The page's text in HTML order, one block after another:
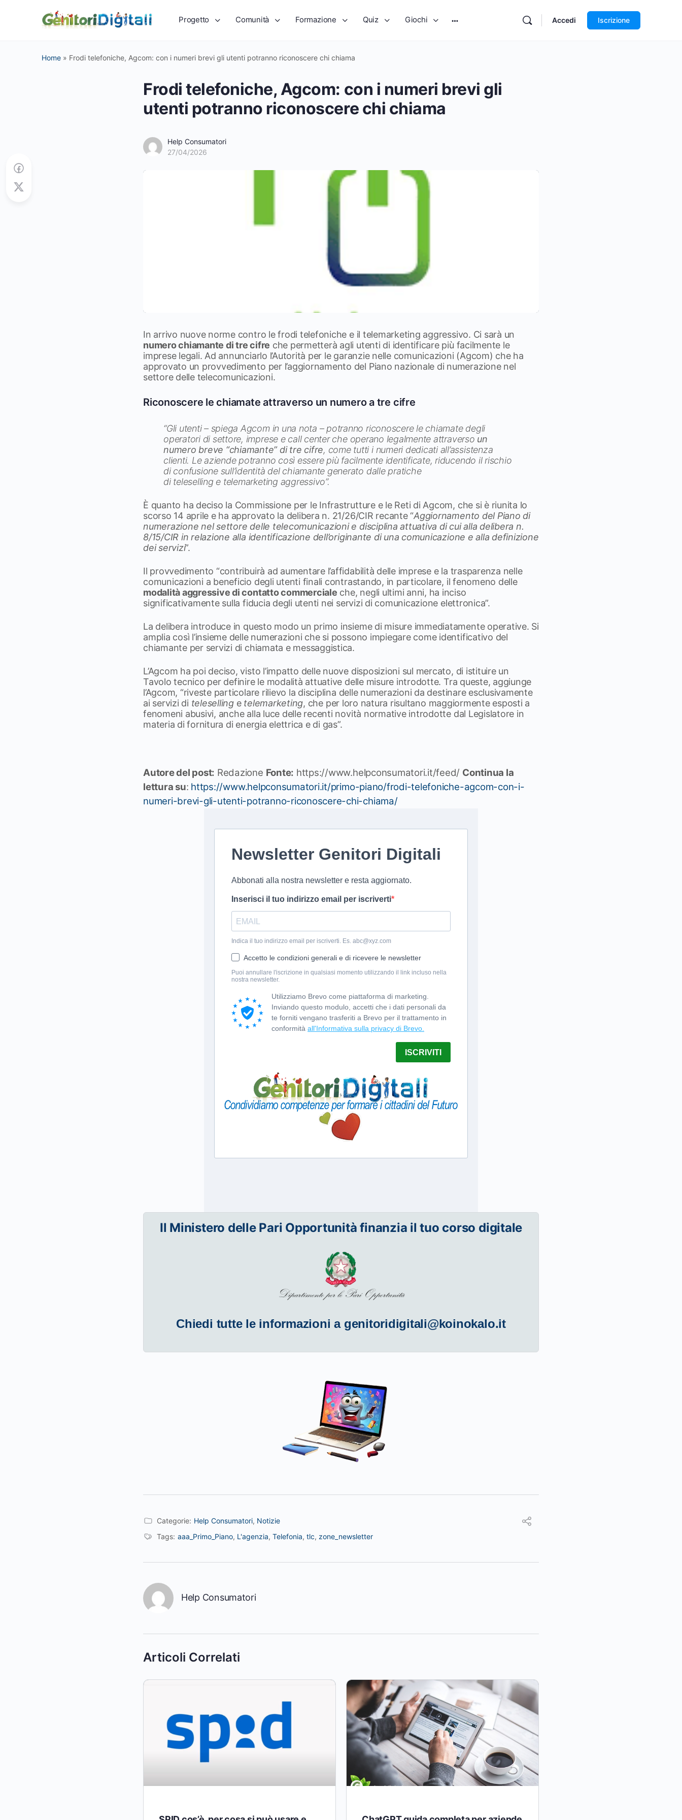
Progetto Comunità Formazione Quiz Giochi Accedi Iscrizione
Home » Frodi telefoniche, Agcom: con i numeri brevi gli utenti potranno riconoscere chi chiama
Frodi telefoniche, Agcom: con i numeri brevi gli
utenti potranno riconoscere chi chiama
Help Consumatori
27/04/2026
In arrivo nuove norme contro le frodi telefoniche e il telemarketing aggressivo. Ci sarà un
numero chiamante di tre cifre che permetterà agli utenti di identificare più facilmente le
imprese legali. Ad annunciarlo l’Autorità per le garanzie nelle comunicazioni (Agcom) che ha
approvato un provvedimento per l’aggiornamento del Piano nazionale di numerazione nel
settore delle telecomunicazioni.
Riconoscere le chiamate attraverso un numero a tre cifre
“Gli utenti – spiega Agcom in una nota – potranno riconoscere le chiamate degli
operatori di settore, imprese e call centerche operano legalmente attraverso un
numero breve “chiamante” di tre cifre, come tutti i numeri dedicati all’assistenza
clienti. Le aziende potranno così essere più facilmente identificate, riducendo il rischio
di confusione sull’identità del chiamante generato dalle pratiche
diteleselling e telemarketing aggressivo”.
È quanto ha deciso la Commissione per le Infrastrutture e le Reti di Agcom, che si è riunita lo
scorso 14 aprile e ha approvato la delibera n. 21/26/CIR recante “Aggiornamento del Piano di
numerazione nel settore delle telecomunicazioni e disciplina attuativa di cui alla delibera n.
8/15/CIR in relazione alla identificazione dell’originante di una comunicazione e alla definizione
dei servizi”.
Il provvedimento “contribuirà ad aumentare l’affidabilità delle imprese e la trasparenza nelle
comunicazioni a beneficio degli utenti finali contrastando, in particolare, il fenomeno delle
modalità aggressive di contatto commerciale che, negli ultimi anni, ha inciso
significativamente sulla fiducia degli utenti nei servizi di comunicazione elettronica”.
La delibera introduce in questo modo un primo insieme di misure immediatamente operative. Si
amplia così l’insieme delle numerazioni che si possono impiegare come identificativo del
chiamante per servizi di chiamata e messaggistica.
L’Agcom ha poi deciso, visto l’impatto delle nuove disposizioni sul mercato, di istituire un
Tavolo tecnico per definire le modalità attuative delle misure introdotte. Tra queste, aggiunge
l’Agcom, “riveste particolare rilievo la disciplina delle numerazioni da destinare esclusivamente
ai servizi di teleselling e telemarketing, che per loro natura risultano maggiormente esposti a
fenomeni abusivi, anche alla luce delle recenti novità normative introdotte dal Legislatore in
materia di fornitura di energia elettrica e di gas”.
Autore del post: Redazione Fonte: https://www.helpconsumatori.it/feed/ Continua la
lettura su: https://www.helpconsumatori.it/primo-piano/frodi-telefoniche-agcom-con-i-
numeri-brevi-gli-utenti-potranno-riconoscere-chi-chiama/
Il Ministero delle Pari Opportunità finanzia il tuo corso digitale
Chiedi tutte le informazioni a genitoridigitali@koinokalo.it
Categorie: Help Consumatori, Notizie
Tags: aaa_Primo_Piano, L'agenzia, Telefonia, tlc, zone_newsletter
Help Consumatori
Articoli Correlati